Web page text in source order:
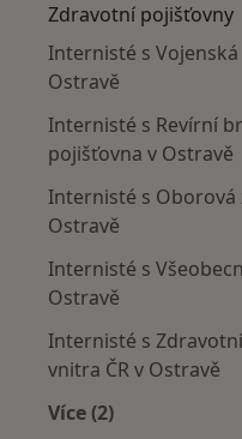
Zdravotní pojišťovny
Internisté s
Ostravě
Internisté s Revírní
pojišťovna v Ostravě
Internisté s
Ostravě
Internisté s
Ostravě
Internisté s
vnitra ČR v Ostravě
Více (2)